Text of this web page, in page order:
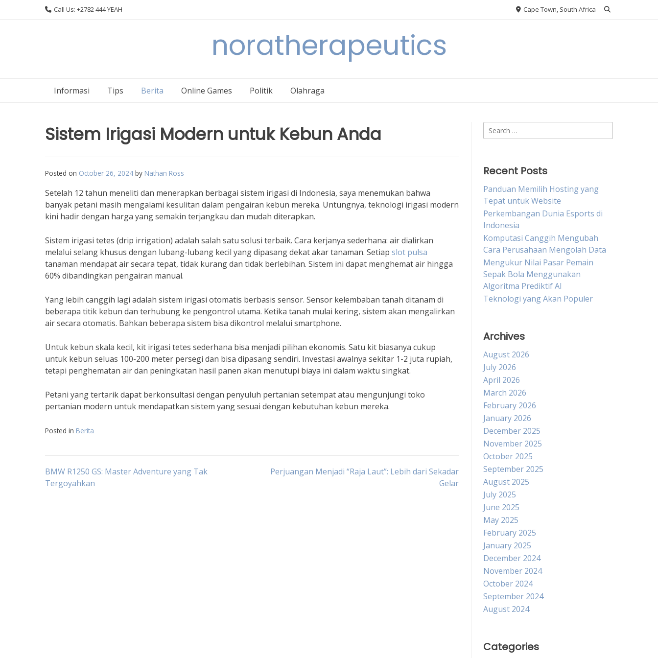
Call Us: +2782 444 YEAH Cape Town, South Africa
noratherapeutics
Informasi Tips Berita Online Games Politik Olahraga
Sistem Irigasi Modern untuk Kebun Anda
Posted on October 26, 2024 by Nathan Ross
Setelah 12 tahun meneliti dan menerapkan berbagai sistem irigasi di Indonesia, saya menemukan bahwa
banyak petani masih mengalami kesulitan dalam pengairan kebun mereka. Untungnya, teknologi irigasi modern
kini hadir dengan harga yang semakin terjangkau dan mudah diterapkan.
Sistem irigasi tetes (drip irrigation) adalah salah satu solusi terbaik. Cara kerjanya sederhana: air dialirkan
melalui selang khusus dengan lubang-lubang kecil yang dipasang dekat akar tanaman. Setiap slot pulsa
tanaman mendapat air secara tepat, tidak kurang dan tidak berlebihan. Sistem ini dapat menghemat air hingga
60% dibandingkan pengairan manual.
Yang lebih canggih lagi adalah sistem irigasi otomatis berbasis sensor. Sensor kelembaban tanah ditanam di
beberapa titik kebun dan terhubung ke pengontrol utama. Ketika tanah mulai kering, sistem akan mengalirkan
air secara otomatis. Bahkan beberapa sistem bisa dikontrol melalui smartphone.
Untuk kebun skala kecil, kit irigasi tetes sederhana bisa menjadi pilihan ekonomis. Satu kit biasanya cukup
untuk kebun seluas 100-200 meter persegi dan bisa dipasang sendiri. Investasi awalnya sekitar 1-2 juta rupiah,
tetapi penghematan air dan peningkatan hasil panen akan menutupi biaya ini dalam waktu singkat.
Petani yang tertarik dapat berkonsultasi dengan penyuluh pertanian setempat atau mengunjungi toko
pertanian modern untuk mendapatkan sistem yang sesuai dengan kebutuhan kebun mereka.
Posted in Berita
Post
BMW R1250 GS: Master Adventure yang Tak
Tergoyahkan
Perjuangan Menjadi “Raja Laut”: Lebih dari Sekadar
Gelar
Search
for:
Recent Posts
Panduan Memilih Hosting yang
Tepat untuk Website
Perkembangan Dunia Esports di
Indonesia
Komputasi Canggih Mengubah
Cara Perusahaan Mengolah Data
Mengukur Nilai Pasar Pemain
Sepak Bola Menggunakan
Algoritma Prediktif AI
Teknologi yang Akan Populer
Archives
August 2026
July 2026
April 2026
March 2026
February 2026
January 2026
December 2025
November 2025
October 2025
September 2025
August 2025
July 2025
June 2025
May 2025
February 2025
January 2025
December 2024
November 2024
October 2024
September 2024
August 2024
Categories